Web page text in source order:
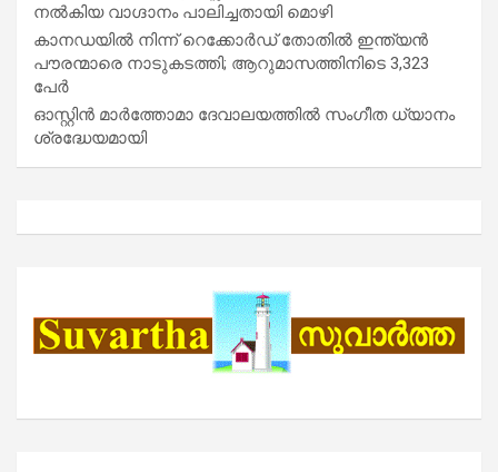
നൽകിയ വാഗ്ദാനം പാലിച്ചതായി മൊഴി
കാനഡയിൽ നിന്ന് റെക്കോർഡ് തോതിൽ ഇന്ത്യൻ
പൗരന്മാരെ നാടുകടത്തി; ആറുമാസത്തിനിടെ 3,323
പേർ
ഓസ്റ്റിൻ മാർത്തോമാ ദേവാലയത്തിൽ സംഗീത ധ്യാനം
ശ്രദ്ധേയമായി